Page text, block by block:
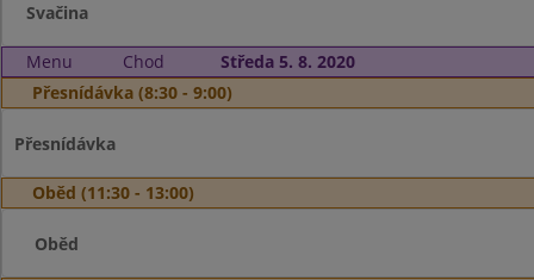
Svačina
Menu Chod
Středa 5. 8. 2020
Přesnídávka (8:30 - 9:00)
Přesnídávka
Oběd (11:30 - 13:00)
Oběd